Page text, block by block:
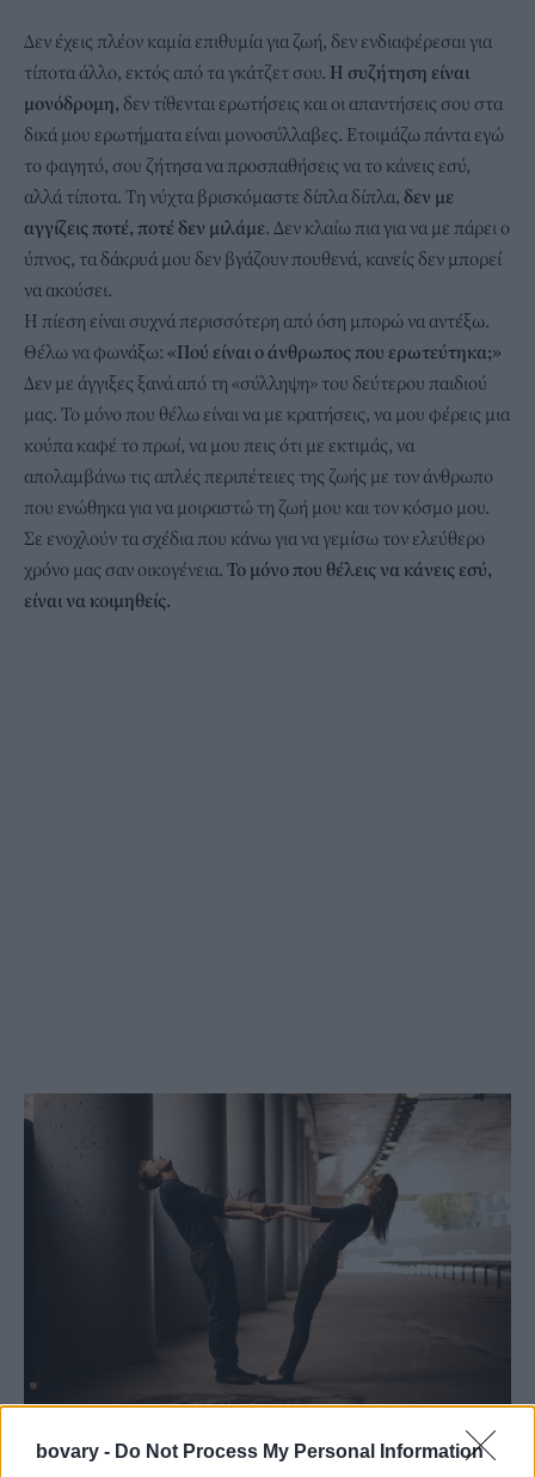
bovary - Do Not Process My Personal Information
Δεν έχεις πλέον καμία επιθυμία για ζωή, δεν ενδιαφέρεσαι για
τίποτα άλλο, εκτός από τα γκάτζετ σου. Η συζήτηση είναι
μονόδρομη, δεν τίθενται ερωτήσεις και οι απαντήσεις σου στα
δικά μου ερωτήματα είναι μονοσύλλαβες. Ετοιμάζω πάντα εγώ
το φαγητό, σου ζήτησα να προσπαθήσεις να το κάνεις εσύ,
αλλά τίποτα. Τη νύχτα βρισκόμαστε δίπλα δίπλα, δεν με
αγγίζεις ποτέ, ποτέ δεν μιλάμε. Δεν κλαίω πια για να με πάρει ο
ύπνος, τα δάκρυά μου δεν βγάζουν πουθενά, κανείς δεν μπορεί
να ακούσει.
Η πίεση είναι συχνά περισσότερη από όση μπορώ να αντέξω.
Θέλω να φωνάξω: «Πού είναι ο άνθρωπος που ερωτεύτηκα;»
Δεν με άγγιξες ξανά από τη «σύλληψη» του δεύτερου παιδιού
μας. Το μόνο που θέλω είναι να με κρατήσεις, να μου φέρεις μια
κούπα καφέ το πρωί, να μου πεις ότι με εκτιμάς, να
απολαμβάνω τις απλές περιπέτειες της ζωής με τον άνθρωπο
που ενώθηκα για να μοιραστώ τη ζωή μου και τον κόσμο μου.
Σε ενοχλούν τα σχέδια που κάνω για να γεμίσω τον ελεύθερο
χρόνο μας σαν οικογένεια. Το μόνο που θέλεις να κάνεις εσύ,
είναι να κοιμηθείς.
Και οι δύο εργαζόμαστε σκληρά και και οι δύο βγάζουμε τα ίδια,
αλλά με αντιμετωπίζεις ως κατώτερη πνευματικά. Όταν όμως